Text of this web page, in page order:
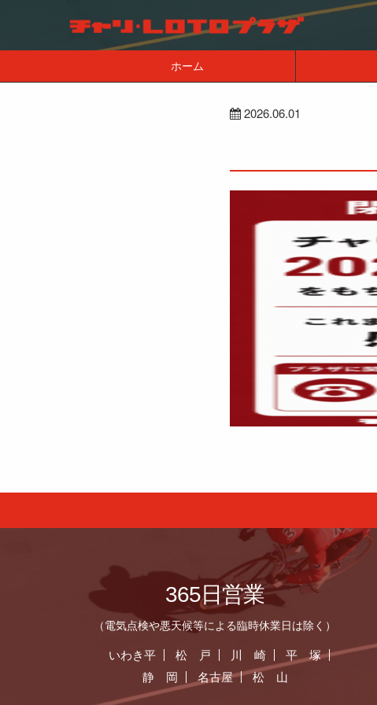
ホーム
2026.06.01
365日営業
（電気点検や悪天候等による臨時休業日は除く）
いわき平 松 戸 川 崎
平 塚
静 岡
名古屋 松 山